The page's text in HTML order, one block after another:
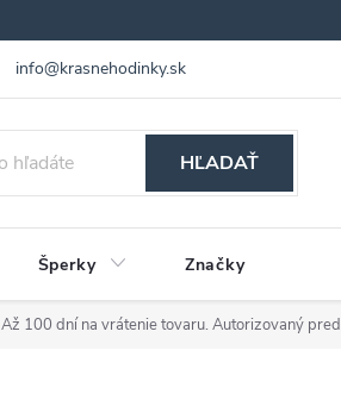
info@krasnehodinky.sk
Reklamácia tovaru Obchodné podmienky
HĽADAŤ
Šperky Značky
Až 100 dní na vrátenie tovaru. Autorizovaný